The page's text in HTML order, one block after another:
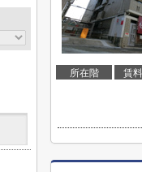
所在階 賃料